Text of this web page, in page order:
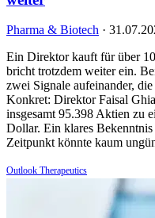
Pharma & Biotech ·
Ein Direktor kauft für über
bricht trotzdem weiter ein.
zwei Signale aufeinander,
Konkret: Direktor Faisal
insgesamt 95.398 Aktien zu
Dollar. Ein klares
Zeitpunkt könnte kaum
Outlook Therapeutics